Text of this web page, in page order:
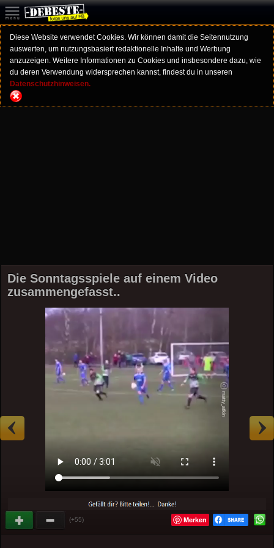
Diese Website verwendet Cookies. Wir können damit die Seitennutzung
auswerten, um nutzungsbasiert redaktionelle Inhalte und Werbung
anzuzeigen. Weitere Informationen zu Cookies und insbesondere dazu, wie
du deren Verwendung widersprechen kannst, findest du in unseren
Datenschutzhinweisen.
Die Sonntagsspiele auf einem Video
zusammengefasst..
(+55) Merken